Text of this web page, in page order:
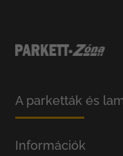
A parketták és
Információk